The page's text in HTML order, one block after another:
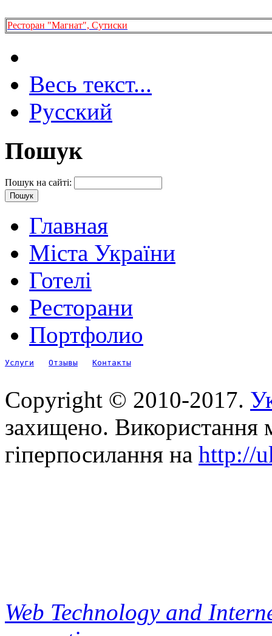
Ресторан "Магнат", Сутиски
Весь текст...
Русский
Пошук
Пошук на сайті:
Главная
Міста України
Готелі
Ресторани
Портфолио
Услуги Отзывы Контакты
Copyright © 2010-2017.
захищено. Використання
гіперпосилання на http://
Web Technology and